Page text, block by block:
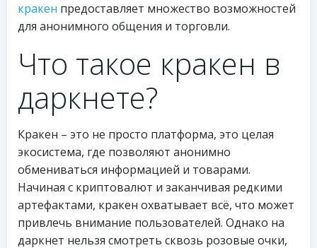
кракен предоставляет множество возможностей
для анонимного общения и торговли.
Что такое кракен в
даркнете?
Кракен – это не просто платформа, это целая
экосистема, где позволяют анонимно
обмениваться информацией и товарами.
Начиная с криптовалют и заканчивая редкими
артефактами, кракен охватывает всё, что может
привлечь внимание пользователей. Однако на
даркнет нельзя смотреть сквозь розовые очки,